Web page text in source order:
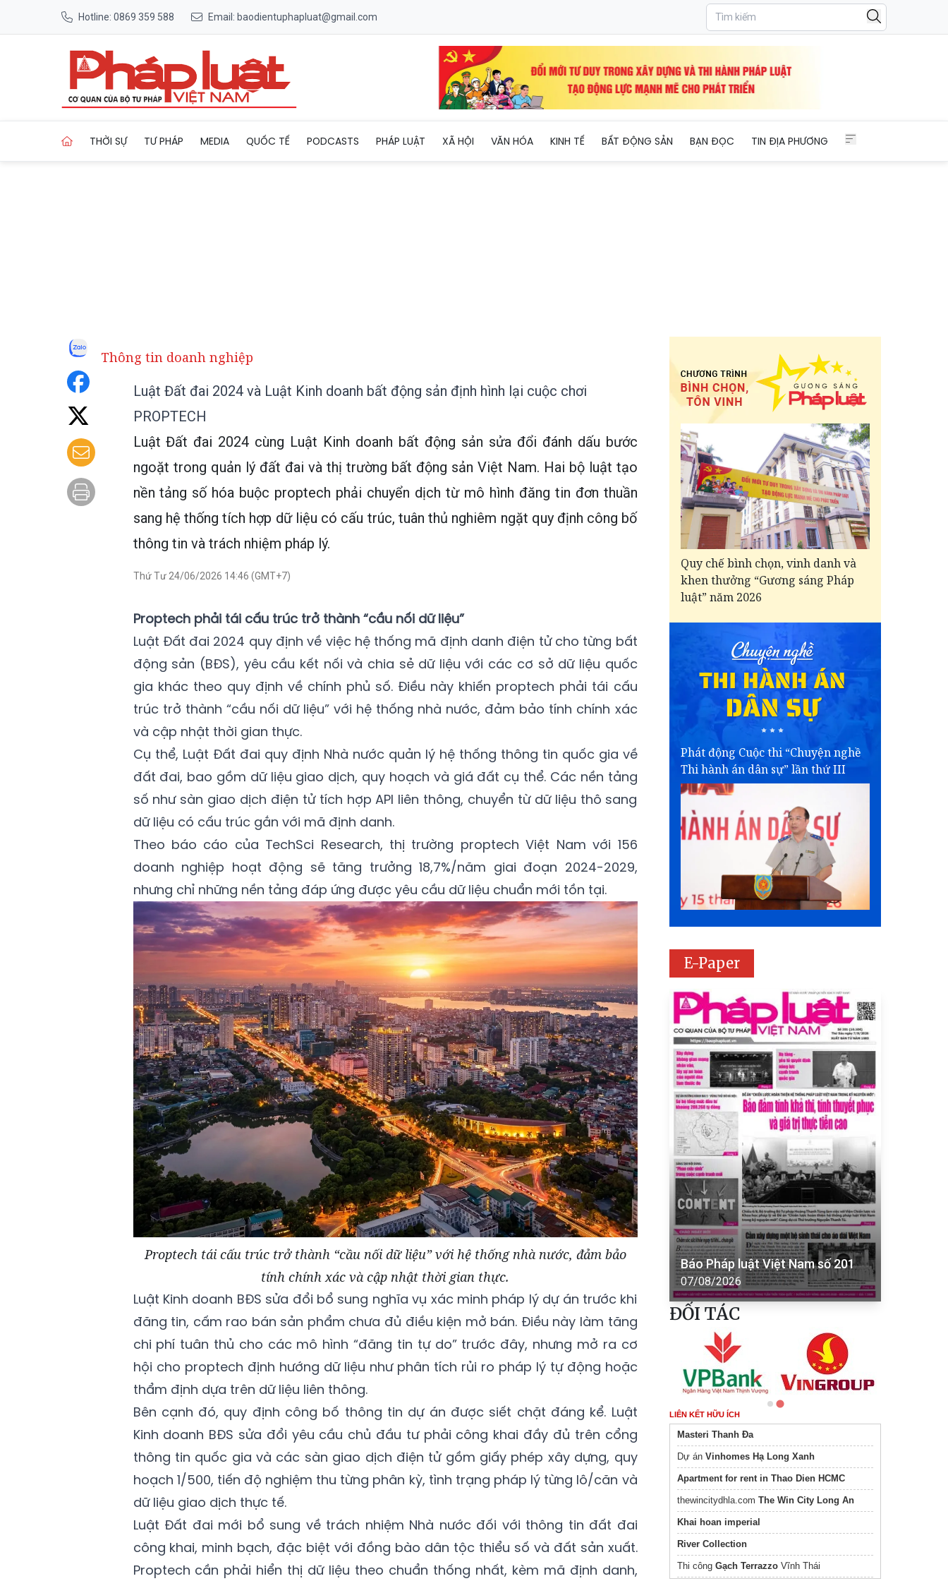
Hotline: 0869 359 588 Email: baodientuphapluat@gmail.com
THỜI SỰ TƯ PHÁP MEDIA QUỐC TẾ PODCASTS PHÁP LUẬT XÃ HỘI VĂN HÓA KINH TẾ BẤT ĐỘNG SẢN BẠN ĐỌC TIN ĐỊA PHƯƠNG
Thông tin doanh nghiệp
Luật Đất đai 2024 và Luật Kinh doanh bất động sản định hình lại cuộc chơi
PROPTECH
Luật Đất đai 2024 cùng Luật Kinh doanh bất động sản sửa đổi đánh dấu bước
ngoặt trong quản lý đất đai và thị trường bất động sản Việt Nam. Hai bộ luật tạo
nền tảng số hóa buộc proptech phải chuyển dịch từ mô hình đăng tin đơn thuần
sang hệ thống tích hợp dữ liệu có cấu trúc, tuân thủ nghiêm ngặt quy định công bố
thông tin và trách nhiệm pháp lý.
Thứ Tư 24/06/2026 14:46 (GMT+7)
Proptech phải tái cấu trúc trở thành “cầu nối dữ liệu”
Luật Đất đai 2024 quy định về việc hệ thống mã định danh điện tử cho từng bất
động sản (BĐS), yêu cầu kết nối và chia sẻ dữ liệu với các cơ sở dữ liệu quốc
gia khác theo quy định về chính phủ số. Điều này khiến proptech phải tái cấu
trúc trở thành “cầu nối dữ liệu” với hệ thống nhà nước, đảm bảo tính chính xác
và cập nhật thời gian thực.
Cụ thể, Luật Đất đai quy định Nhà nước quản lý hệ thống thông tin quốc gia về
đất đai, bao gồm dữ liệu giao dịch, quy hoạch và giá đất cụ thể. Các nền tảng
số như sàn giao dịch điện tử tích hợp API liên thông, chuyển từ dữ liệu thô sang
dữ liệu có cấu trúc gắn với mã định danh.
Theo báo cáo của TechSci Research, thị trường proptech Việt Nam với 156
doanh nghiệp hoạt động sẽ tăng trưởng 18,7%/năm giai đoạn 2024-2029,
nhưng chỉ những nền tảng đáp ứng được yêu cầu dữ liệu chuẩn mới tồn tại.
Proptech tái cấu trúc trở thành “cầu nối dữ liệu” với hệ thống nhà nước, đảm bảo
tính chính xác và cập nhật thời gian thực.
Luật Kinh doanh BĐS sửa đổi bổ sung nghĩa vụ xác minh pháp lý dự án trước khi
đăng tin, cấm rao bán sản phẩm chưa đủ điều kiện mở bán. Điều này làm tăng
chi phí tuân thủ cho các mô hình “đăng tin tự do” trước đây, nhưng mở ra cơ
hội cho proptech định hướng dữ liệu như phân tích rủi ro pháp lý tự động hoặc
thẩm định dựa trên dữ liệu liên thông.
Bên cạnh đó, quy định công bố thông tin dự án được siết chặt đáng kể. Luật
Kinh doanh BĐS sửa đổi yêu cầu chủ đầu tư phải công khai đầy đủ trên cổng
thông tin quốc gia và các sàn giao dịch điện tử gồm giấy phép xây dựng, quy
hoạch 1/500, tiến độ nghiệm thu từng phân kỳ, tình trạng pháp lý từng lô/căn và
dữ liệu giao dịch thực tế.
Luật Đất đai mới bổ sung về trách nhiệm Nhà nước đối với thông tin đất đai
công khai, minh bạch, đặc biệt với đồng bào dân tộc thiểu số và đất sản xuất.
Proptech cần phải hiển thị dữ liệu theo chuẩn thống nhất, kèm mã định danh,
Quy chế bình chọn, vinh danh và
khen thưởng “Gương sáng Pháp
luật” năm 2026
Phát động Cuộc thi “Chuyện nghề
Thi hành án dân sự” lần thứ III
E-Paper
Báo Pháp luật Việt Nam số 201
07/08/2026
ĐỐI TÁC
LIÊN KẾT HỮU ÍCH
Masteri Thanh Đa
Dự án Vinhomes Hạ Long Xanh
Apartment for rent in Thao Dien HCMC
thewincitydhla.com The Win City Long An
Khai hoan imperial
River Collection
Thi công Gạch Terrazzo Vĩnh Thái